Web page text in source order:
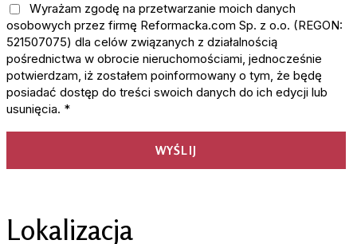
Wyrażam zgodę na przetwarzanie moich danych
osobowych przez firmę Reformacka.com Sp. z o.o. (REGON:
521507075) dla celów związanych z działalnością
pośrednictwa w obrocie nieruchomościami, jednocześnie
potwierdzam, iż zostałem poinformowany o tym, że będę
posiadać dostęp do treści swoich danych do ich edycji lub
usunięcia. *
Lokalizacja